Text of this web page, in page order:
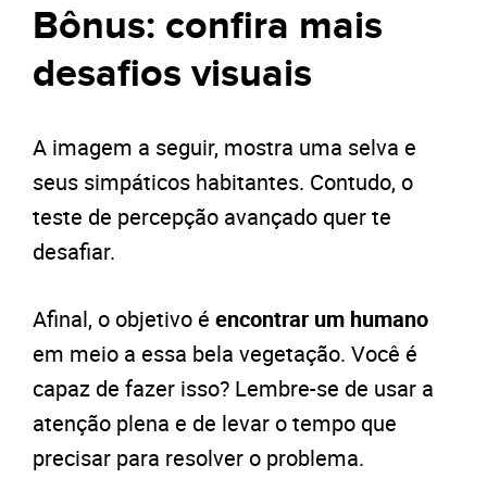
Bônus: confira mais
desafios visuais
A imagem a seguir, mostra uma selva e
seus simpáticos habitantes. Contudo, o
teste de percepção avançado quer te
desafiar.
Afinal, o objetivo é encontrar um humano
em meio a essa bela vegetação. Você é
capaz de fazer isso? Lembre-se de usar a
atenção plena e de levar o tempo que
precisar para resolver o problema.